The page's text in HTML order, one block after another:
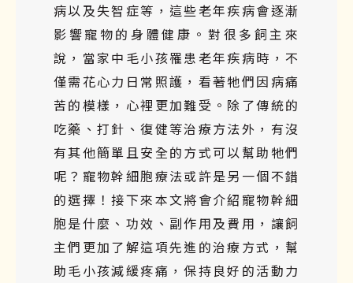
病以及失智症等，這些老年疾病會逐漸
影響寵物的身體健康。對很多飼主來
說，當家中毛小孩罹患老年疾病時，不
僅需花心力日常照護，看著牠們因病痛
苦的模樣，心裡更加難受。除了傳統的
吃藥、打針、復健等治療方法外，有沒
有其他簡單且安全的方式可以幫助牠們
呢？寵物幹細胞療法或許是另一個不錯
的選擇！接下來本文將會介紹寵物幹細
胞是什麼、功效、副作用及費用，讓飼
主們更加了解這項先進的治療方式，幫
助毛小孩減緩疼痛，保持良好的活動力